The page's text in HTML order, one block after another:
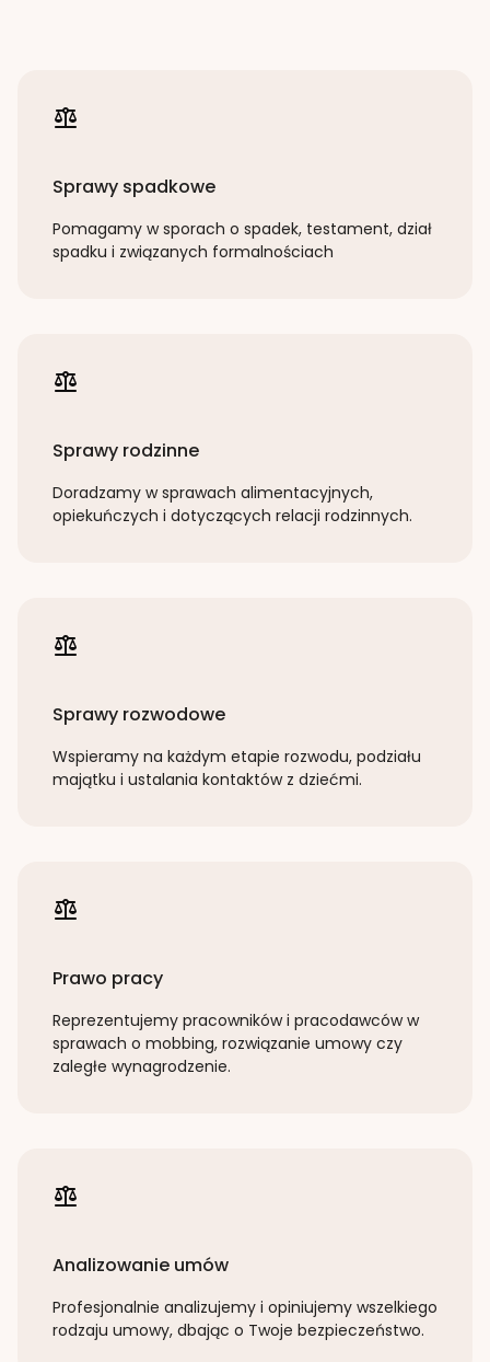
Sprawy spadkowe
Pomagamy w sporach o spadek, testament, dział
spadku i związanych formalnościach
Sprawy rodzinne
Doradzamy w sprawach alimentacyjnych,
opiekuńczych i dotyczących relacji rodzinnych.
Sprawy rozwodowe
Wspieramy na każdym etapie rozwodu, podziału
majątku i ustalania kontaktów z dziećmi.
Prawo pracy
Reprezentujemy pracowników i pracodawców w
sprawach o mobbing, rozwiązanie umowy czy
zaległe wynagrodzenie.
Analizowanie umów
Profesjonalnie analizujemy i opiniujemy wszelkiego
rodzaju umowy, dbając o Twoje bezpieczeństwo.